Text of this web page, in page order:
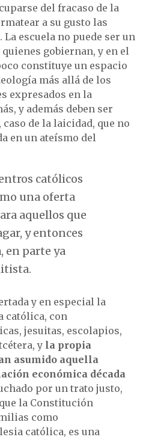
del fracaso de la
a su gusto las
escuela no puede ser un
gobiernan, y en el
constituye un espacio
más allá de los
expresados en la
y además deben ser
de la laicidad, que no
en un ateísmo del
católicos
una oferta
aquellos que
y entonces
en parte ya
y en especial la
católica, con
jesuitas, escolapios,
y la propia
asumido aquella
económica década
por un trato justo,
la Constitución
como
católica, es una